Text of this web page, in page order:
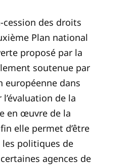
des droits
Plan national
proposé par la
soutenue par
européenne dans
de la
en œuvre de la
elle permet d’être
politiques de
agences de